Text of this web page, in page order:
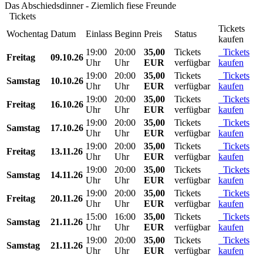
Das Abschiedsdinner - Ziemlich fiese Freunde
Tickets
Wochentag Datum Einlass Beginn Preis Status
Tickets
kaufen
Freitag
09.10.26
19:00
Uhr
20:00
Uhr
35,00
EUR
Tickets
verfügbar
Tickets
kaufen
Samstag
10.10.26
19:00
Uhr
20:00
Uhr
35,00
EUR
Tickets
verfügbar
Tickets
kaufen
Freitag
16.10.26
19:00
Uhr
20:00
Uhr
35,00
EUR
Tickets
verfügbar
Tickets
kaufen
Samstag
17.10.26
19:00
Uhr
20:00
Uhr
35,00
EUR
Tickets
verfügbar
Tickets
kaufen
Freitag
13.11.26
19:00
Uhr
20:00
Uhr
35,00
EUR
Tickets
verfügbar
Tickets
kaufen
Samstag
14.11.26
19:00
Uhr
20:00
Uhr
35,00
EUR
Tickets
verfügbar
Tickets
kaufen
Freitag
20.11.26
19:00
Uhr
20:00
Uhr
35,00
EUR
Tickets
verfügbar
Tickets
kaufen
Samstag
21.11.26
15:00
Uhr
16:00
Uhr
35,00
EUR
Tickets
verfügbar
Tickets
kaufen
Samstag
21.11.26
19:00
Uhr
20:00
Uhr
35,00
EUR
Tickets
verfügbar
Tickets
kaufen